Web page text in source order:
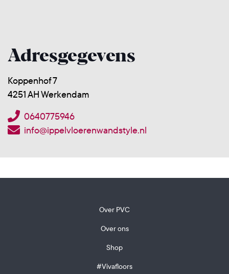
Adresgegevens
Koppenhof 7
4251 AH Werkendam
0640775946
info@ippelvloerenwandstyle.nl
Over PVC
Over ons
Shop
#Vivafloors